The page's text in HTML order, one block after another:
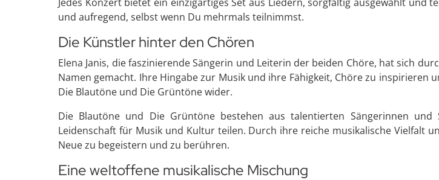
und aufregend, selbst wenn Du mehrmals teilnimmst.
Die Künstler hinter den Chören
Elena Janis, die faszinierende Sängerin und Leiterin der beiden Chöre, hat sich
Namen gemacht. Ihre Hingabe zur Musik und ihre Fähigkeit, Chöre zu
Die Blautöne und Die Grüntöne wider.
Die Blautöne und Die Grüntöne bestehen aus talentierten Sängerinnen
Leidenschaft für Musik und Kultur teilen. Durch ihre reiche musikalische Vielfalt
Neue zu begeistern und zu berühren.
Eine weltoffene musikalische Mischung